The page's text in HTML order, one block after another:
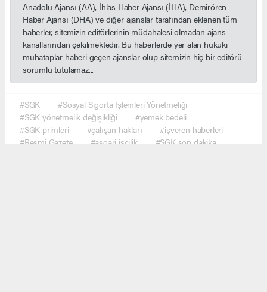
Anadolu Ajansı (AA), İhlas Haber Ajansı (İHA), Demirören
Haber Ajansı (DHA) ve diğer ajanslar tarafından eklenen tüm
haberler, sitemizin editörlerinin müdahalesi olmadan ajans
kanallarından çekilmektedir. Bu haberlerde yer alan hukuki
muhataplar haberi geçen ajanslar olup sitemizin hiç bir editörü
sorumlu tutulamaz...
#SGK
#Sosyal Sigorta İşlemleri Yönetmeliği
#SGK yönetmelik değişikliği
#yemek bedeli
#SGK primleri
#çalışan hakları
#işveren haberleri
#Resmi Gazete
#asgari işçilik
#SGK son dakika